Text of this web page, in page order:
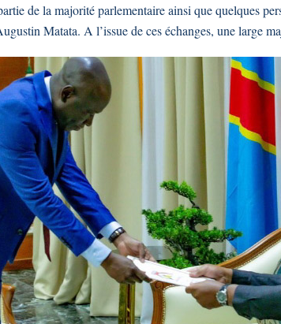
de la majorité parlementaire ainsi que quelques
Matata. A l’issue de ces échanges, une large